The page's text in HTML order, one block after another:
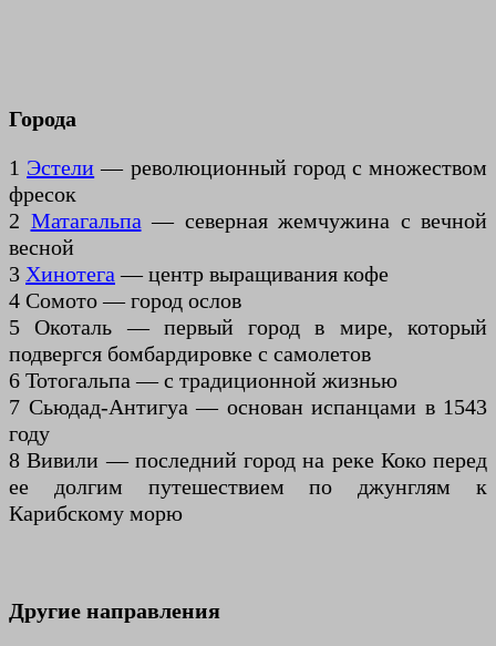
Города
1 Эстели — революционный город с множеством
фресок
2 Матагальпа — северная жемчужина с вечной
весной
3 Хинотега — центр выращивания кофе
4 Сомото — город ослов
5 Окоталь — первый город в мире, который
подвергся бомбардировке с самолетов
6 Тотогальпа — с традиционной жизнью
7 Сьюдад-Антигуа — основан испанцами в 1543
году
8 Вивили — последний город на реке Коко перед
ее долгим путешествием по джунглям к
Карибскому морю
Другие направления